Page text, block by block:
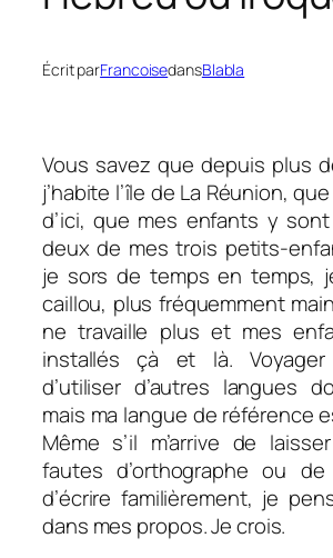
Écrit parFrancoisedansBlabla
Vous savez que depuis plus
j’habite l’île de La Réunion,
d’ici, que mes enfants y
deux de mes trois petits-
je sors de temps en temps,
caillou, plus fréquemment
ne travaille plus et mes
installés çà et là.
d’utiliser d’autres langues
mais ma langue de référence
Même s’il m’arrive de
fautes d’orthographe ou
d’écrire familièrement, je
dans mes propos. Je crois.